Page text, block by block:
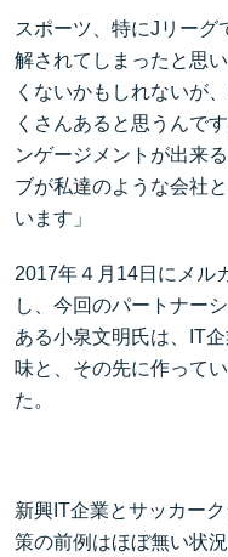
スポーツ、特にJリーグ
解されてしまったと思
くないかもしれないが
くさんあると思うんで
ンゲージメントが出来
ブが私達のような会社
います」
2017年４月14日にメル
し、今回のパートナー
ある小泉文明氏は、IT
味と、その先に作って
た。
新興IT企業とサッカー
策の前例はほぼ無い状